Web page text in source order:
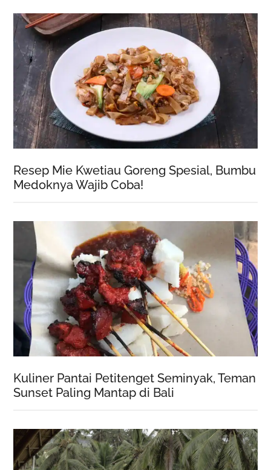
Resep Mie Kwetiau Goreng Spesial, Bumbu
Medoknya Wajib Coba!
Kuliner Pantai Petitenget Seminyak, Teman
Sunset Paling Mantap di Bali